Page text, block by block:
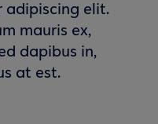
adipiscing elit.
mauris ex,
dapibus in,
at est.